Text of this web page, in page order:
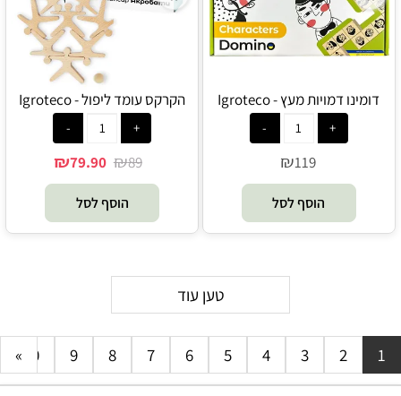
דומינו דמויות מעץ - Igroteco
₪119
הוסף לסל
הקרקס עומד ליפול - Igroteco
₪89
₪79.90
הוסף לסל
טען עוד
1
2
3
4
5
6
7
8
9
10
»